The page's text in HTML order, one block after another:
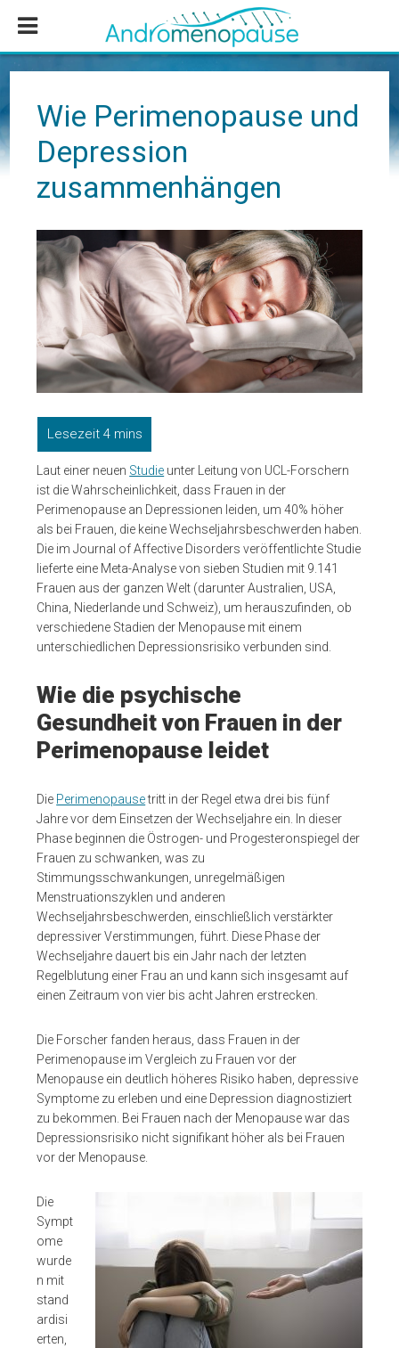
Inhalt
springen
Seitenspalte
springen
Fußzeile
springen
Wie Perimenopause und
Depression
zusammenhängen
Laut einer neuen Studie unter Leitung von UCL-Forschern
ist die Wahrscheinlichkeit, dass Frauen in der
Perimenopause an Depressionen leiden, um 40% höher
als bei Frauen, die keine Wechseljahrsbeschwerden haben.
Die im Journal of Affective Disorders veröffentlichte Studie
lieferte eine Meta-Analyse von sieben Studien mit 9.141
Frauen aus der ganzen Welt (darunter Australien, USA,
China, Niederlande und Schweiz), um herauszufinden, ob
verschiedene Stadien der Menopause mit einem
unterschiedlichen Depressionsrisiko verbunden sind.
Wie die psychische
Gesundheit von Frauen in der
Perimenopause leidet
Die Perimenopausetritt in der Regel etwa drei bis fünf
Jahre vor dem Einsetzen der Wechseljahre ein. In dieser
Phase beginnen die Östrogen- und Progesteronspiegel der
Frauen zu schwanken, was zu
Stimmungsschwankungen, unregelmäßigen
Menstruationszyklen und anderen
Wechseljahrsbeschwerden, einschließlich verstärkter
depressiver Verstimmungen, führt. Diese Phase der
Wechseljahre dauert bis ein Jahr nach der letzten
Regelblutung einer Frau an und kann sich insgesamt auf
einen Zeitraum von vier bis acht Jahren erstrecken.
Die Forscher fanden heraus, dass Frauen in der
Perimenopause im Vergleich zu Frauen vor der
Menopause ein deutlich höheres Risiko haben, depressive
Symptome zu erleben und eine Depression diagnostiziert
zu bekommen. Bei Frauen nach der Menopause war das
Depressionsrisiko nicht signifikant höher als bei Frauen
vor der Menopause.
Die
Sympt
ome
wurde
n mit
stand
ardisi
erten,